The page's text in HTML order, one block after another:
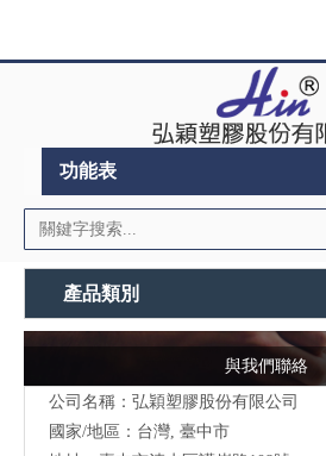
功能表
產品類別
與我們聯絡
公司名稱：弘穎塑膠股份有限公司
國家/地區：台灣, 臺中市